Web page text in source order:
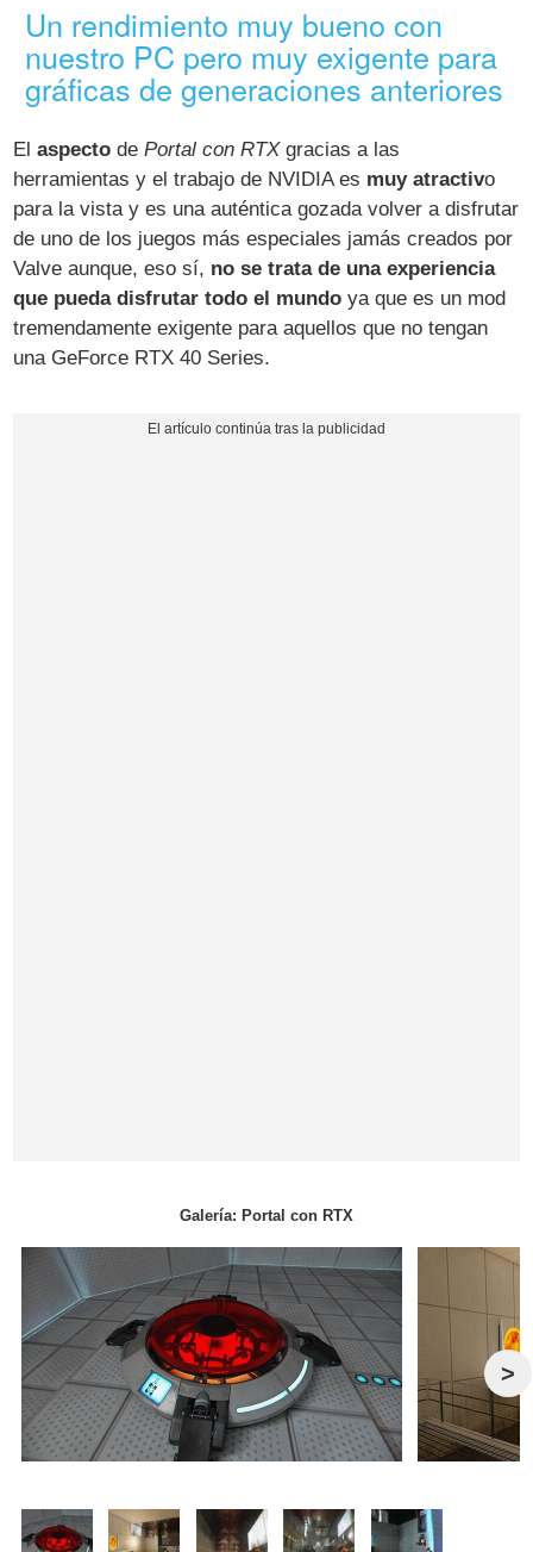
Un rendimiento muy bueno con
nuestro PC pero muy exigente para
gráficas de generaciones anteriores
Elaspecto dePortal con RTXgracias a las
herramientas y el trabajo de NVIDIA es muy atractivo
para la vista y es una auténtica gozada volver a disfrutar
de uno de los juegos más especiales jamás creados por
Valve aunque, eso sí, no se trata de una experiencia
que pueda disfrutar todo el mundo ya que es un mod
tremendamente exigente para aquellos que no tengan
una GeForce RTX 40 Series.
Galería: Portal con RTX
>